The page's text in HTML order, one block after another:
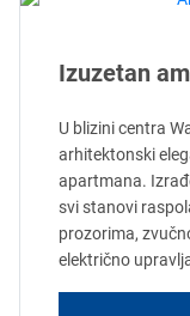
Izuzetan
U blizini centra
arhitektonski
apartmana.
svi stanovi
prozorima,
električno